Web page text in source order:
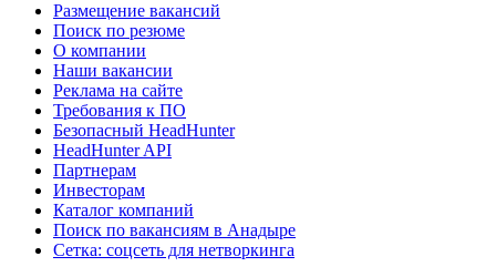
Размещение вакансий
Поиск по резюме
О компании
Наши вакансии
Реклама на сайте
Требования к ПО
Безопасный HeadHunter
HeadHunter API
Партнерам
Инвесторам
Каталог компаний
Поиск по вакансиям в Анадыре
Сетка: соцсеть для нетворкинга